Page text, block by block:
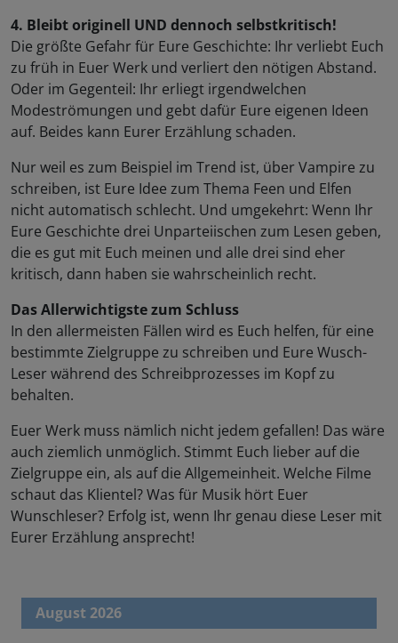
4. Bleibt originell UND dennoch selbstkritisch!
Die größte Gefahr für Eure Geschichte: Ihr verliebt Euch
zu früh in Euer Werk und verliert den nötigen Abstand.
Oder im Gegenteil: Ihr erliegt irgendwelchen
Modeströmungen und gebt dafür Eure eigenen Ideen
auf. Beides kann Eurer Erzählung schaden.
Nur weil es zum Beispiel im Trend ist, über Vampire zu
schreiben, ist Eure Idee zum Thema Feen und Elfen
nicht automatisch schlecht. Und umgekehrt: Wenn Ihr
Eure Geschichte drei Unparteiischen zum Lesen geben,
die es gut mit Euch meinen und alle drei sind eher
kritisch, dann haben sie wahrscheinlich recht.
Das Allerwichtigste zum Schluss
In den allermeisten Fällen wird es Euch helfen, für eine
bestimmte Zielgruppe zu schreiben und Eure Wusch-
Leser während des Schreibprozesses im Kopf zu
behalten.
Euer Werk muss nämlich nicht jedem gefallen! Das wäre
auch ziemlich unmöglich. Stimmt Euch lieber auf die
Zielgruppe ein, als auf die Allgemeinheit. Welche Filme
schaut das Klientel? Was für Musik hört Euer
Wunschleser? Erfolg ist, wenn Ihr genau diese Leser mit
Eurer Erzählung ansprecht!
August 2026